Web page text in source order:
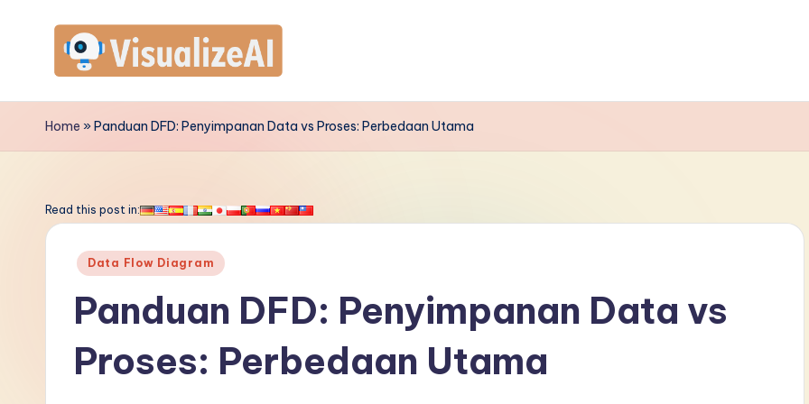
contentV
is
a
Home »Panduan DFD: Penyimpanan Data vs Proses: Perbedaan Utama
Read this post in:
Posted
Data Flow Diagram
Panduan DFD: Penyimpanan Data vs
Proses: Perbedaan Utama